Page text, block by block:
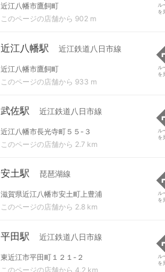
近江八幡市鷹飼町
このページの店舗から 902 m
ル
を
近江八幡駅 近江鉄道八日市線
近江八幡市鷹飼町
このページの店舗から 933 m
ル
を
武佐駅 近江鉄道八日市線
近江八幡市長光寺町５５-３
このページの店舗から 2.7 km
ル
を
安土駅 琵琶湖線
滋賀県近江八幡市安土町上豊浦
このページの店舗から 2.8 km
ル
を
平田駅 近江鉄道八日市線
東近江市平田町１２１-２
このページの店舗から 4.2 km
ル
を